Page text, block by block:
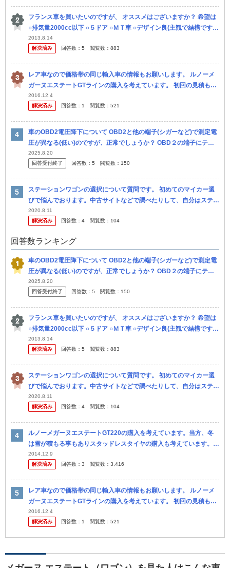
フランス車を買いたいのですが、 オススメはございますか？ 希望は
○排気量2000cc以下 ○５ドア ○ＭＴ車 ○デザイン良(主観で結構です)
ぐらいです。 予算は低ければ低いほど良いのです...
2013.8.14
解決済み
回答数： 5 閲覧数： 883
レア車なので価格帯の同じ輸入車の情報もお願いします。 ルノーメ
ガーヌエステートGTラインの購入を考えています。 初回の見積もり
で車両価格¥2,860,000の約10%の値引きを提示してもらいま...
2016.12.4
解決済み
回答数： 1 閲覧数： 521
車のOBD2電圧降下について OBD2と他の端子(シガーなど)で測定電
圧が異なる(低い)のですが、正常でしょうか？ OBD２の端子にテス
ターを当てると 停止中11V程度 アイドリング中11...
2025.8.20
回答受付終了
回答数： 5 閲覧数： 150
ステーションワゴンの選択について質問です。 初めてのマイカー選
びで悩んでおります。中古サイトなどで調べたりして、自分はステー
ションワゴンという形が好きだなと思いました。 試乗等をしたこと
がない...
2020.8.11
解決済み
回答数： 4 閲覧数： 104
回答数ランキング
車のOBD2電圧降下について OBD2と他の端子(シガーなど)で測定電
圧が異なる(低い)のですが、正常でしょうか？ OBD２の端子にテス
ターを当てると 停止中11V程度 アイドリング中11...
2025.8.20
回答受付終了
回答数： 5 閲覧数： 150
フランス車を買いたいのですが、 オススメはございますか？ 希望は
○排気量2000cc以下 ○５ドア ○ＭＴ車 ○デザイン良(主観で結構です)
ぐらいです。 予算は低ければ低いほど良いのです...
2013.8.14
解決済み
回答数： 5 閲覧数： 883
ステーションワゴンの選択について質問です。 初めてのマイカー選
びで悩んでおります。中古サイトなどで調べたりして、自分はステー
ションワゴンという形が好きだなと思いました。 試乗等をしたこと
がない...
2020.8.11
解決済み
回答数： 4 閲覧数： 104
ルノーメガーヌエステートGT220の購入を考えています。当方、冬
は雪が積もる事もありスタッドレスタイヤの購入も考えています。装
着可能なホイール等知っている方、教えていただければ大変助かりま
す。よ...
2014.12.9
解決済み
回答数： 3 閲覧数： 3,416
レア車なので価格帯の同じ輸入車の情報もお願いします。 ルノーメ
ガーヌエステートGTラインの購入を考えています。 初回の見積もり
で車両価格¥2,860,000の約10%の値引きを提示してもらいま...
2016.12.4
解決済み
回答数： 1 閲覧数： 521